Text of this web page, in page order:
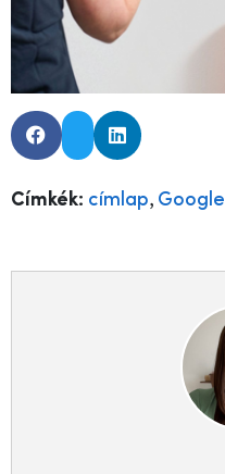
Címkék: címlap, Google